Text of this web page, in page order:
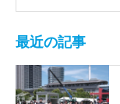
最近の記事